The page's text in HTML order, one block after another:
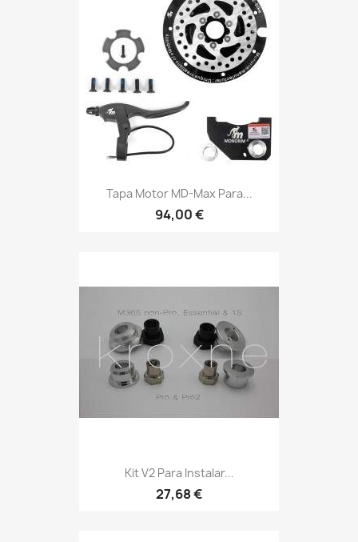
Tapa Motor MD-Max Para...
94,00 €
Kit V2 Para Instalar...
27,68 €